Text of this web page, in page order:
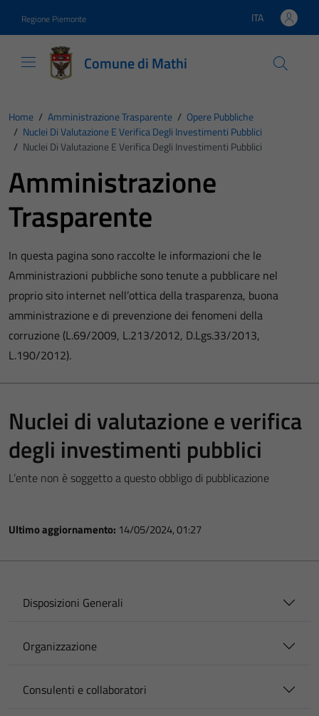
Regione Piemonte Lingua attiva:
ITA
Comune di Mathi
Home / Amministrazione Trasparente / Opere Pubbliche
/ Nuclei Di Valutazione E Verifica Degli Investimenti Pubblici
/ Nuclei Di Valutazione E Verifica Degli Investimenti Pubblici
Amministrazione
Trasparente
In questa pagina sono raccolte le informazioni che le
Amministrazioni pubbliche sono tenute a pubblicare nel
proprio sito internet nell’ottica della trasparenza, buona
amministrazione e di prevenzione dei fenomeni della
corruzione (L.69/2009, L.213/2012, D.Lgs.33/2013,
L.190/2012).
Nuclei di valutazione e verifica
degli investimenti pubblici
L’ente non è soggetto a questo obbligo di pubblicazione
Ultimo aggiornamento: 14/05/2024, 01:27
Disposizioni Generali
Organizzazione
Consulenti e collaboratori